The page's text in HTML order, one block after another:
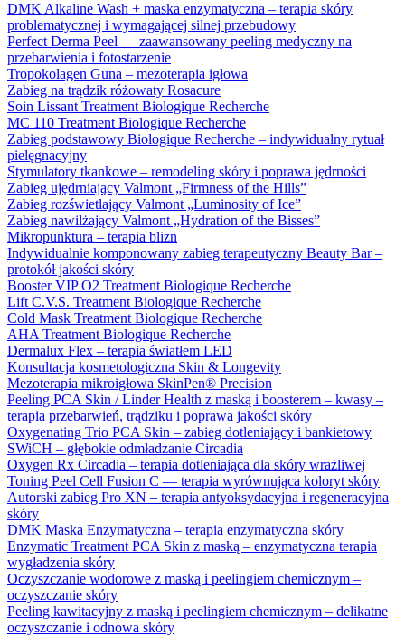
DMK Alkaline Wash + maska enzymatyczna – terapia skóry
problematycznej i wymagającej silnej przebudowy
Perfect Derma Peel — zaawansowany peeling medyczny na
przebarwienia i fotostarzenie
Tropokolagen Guna – mezoterapia igłowa
Zabieg na trądzik różowaty Rosacure
Soin Lissant Treatment Biologique Recherche
MC 110 Treatment Biologique Recherche
Zabieg podstawowy Biologique Recherche – indywidualny rytuał
pielęgnacyjny
Stymulatory tkankowe – remodeling skóry i poprawa jędrności
Zabieg ujędrniający Valmont „Firmness of the Hills”
Zabieg rozświetlający Valmont „Luminosity of Ice”
Zabieg nawilżający Valmont „Hydration of the Bisses”
Mikropunktura – terapia blizn
Indywidualnie komponowany zabieg terapeutyczny Beauty Bar –
protokół jakości skóry
Booster VIP O2 Treatment Biologique Recherche
Lift C.V.S. Treatment Biologique Recherche
Cold Mask Treatment Biologique Recherche
AHA Treatment Biologique Recherche
Dermalux Flex – terapia światłem LED
Konsultacja kosmetologiczna Skin & Longevity
Mezoterapia mikroigłowa SkinPen® Precision
Peeling PCA Skin / Linder Health z maską i boosterem – kwasy –
terapia przebarwień, trądziku i poprawa jakości skóry
Oxygenating Trio PCA Skin – zabieg dotleniający i bankietowy
SWiCH – głębokie odmładzanie Circadia
Oxygen Rx Circadia – terapia dotleniająca dla skóry wrażliwej
Toning Peel Cell Fusion C — terapia wyrównująca koloryt skóry
Autorski zabieg Pro XN – terapia antyoksydacyjna i regeneracyjna
skóry
DMK Maska Enzymatyczna – terapia enzymatyczna skóry
Enzymatic Treatment PCA Skin z maską – enzymatyczna terapia
wygładzenia skóry
Oczyszczanie wodorowe z maską i peelingiem chemicznym –
oczyszczanie skóry
Peeling kawitacyjny z maską i peelingiem chemicznym – delikatne
oczyszczanie i odnowa skóry